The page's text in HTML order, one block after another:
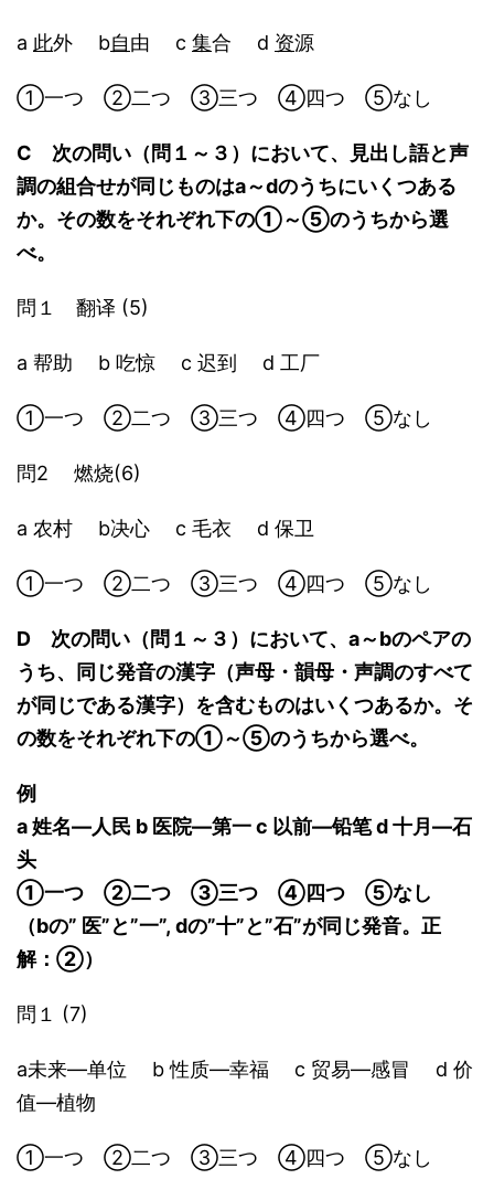
a 此外 b自由 c 集合 d 资源
①一つ ②二つ ③三つ ④四つ ⑤なし
C 次の問い（問１～３）において、見出し語と声
調の組合せが同じものはa～dのうちにいくつある
か。その数をそれぞれ下の①～⑤のうちから選
べ。
問１ 翻译 (5)
a 帮助 b 吃惊 c 迟到 d 工厂
①一つ ②二つ ③三つ ④四つ ⑤なし
問2 燃烧(6)
a 农村 b决心 c 毛衣 d 保卫
①一つ ②二つ ③三つ ④四つ ⑤なし
D 次の問い（問１～３）において、a～bのペアの
うち、同じ発音の漢字（声母・韻母・声調のすべて
が同じである漢字）を含むものはいくつあるか。そ
の数をそれぞれ下の①～⑤のうちから選べ。
例
a 姓名―人民 b 医院―第一 c 以前―铅笔 d 十月―石
头
①一つ ②二つ ③三つ ④四つ ⑤なし
（bの” 医”と”一”, dの”十”と”石”が同じ発音。正
解：②）
問１ (7)
a未来―单位 b 性质―幸福 c 贸易―感冒 d 价
值―植物
①一つ ②二つ ③三つ ④四つ ⑤なし